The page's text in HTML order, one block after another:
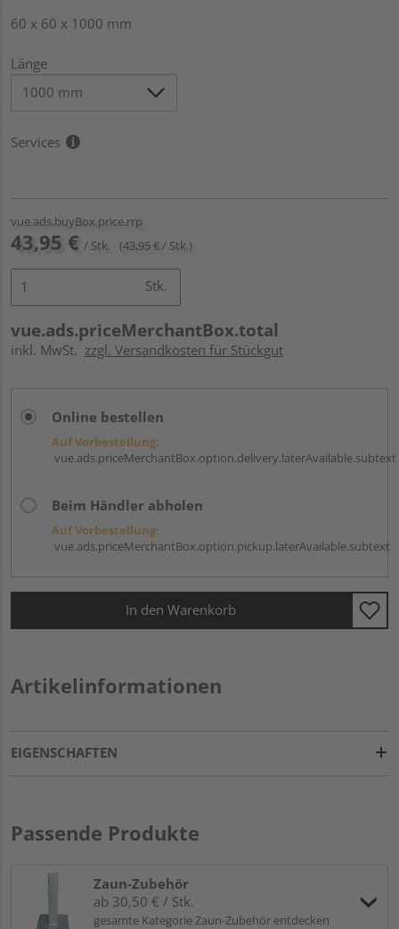
60 x 60 x 1000 mm
Länge
Services
vue.ads.buyBox.price.rrp
43,95 € / Stk. (43,95 € / Stk.)
Stk.
vue.ads.priceMerchantBox.total
inkl. MwSt. zzgl. Versandkosten für Stückgut
Online bestellen
Auf Vorbestellung:
vue.ads.priceMerchantBox.option.delivery.laterAvailable.subtext
Beim Händler abholen
Auf Vorbestellung:
vue.ads.priceMerchantBox.option.pickup.laterAvailable.subtext
In den Warenkorb
Artikelinformationen
EIGENSCHAFTEN
Passende Produkte
Zaun-Zubehör
ab 30,50 € / Stk.
gesamte Kategorie Zaun-Zubehör entdecken